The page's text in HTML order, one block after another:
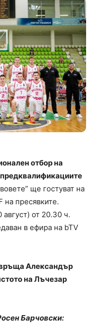
отбор на
ще гостуват на
на пресявките.
от 20.30 ч.
в ефира на bTV
Александър
на Лъчезар
Барчовски: